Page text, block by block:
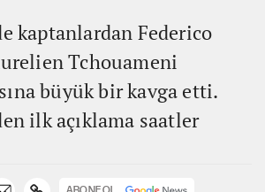
kaptanlardan Federico
Tchouameni
büyük bir kavga etti.
ilk açıklama saatler